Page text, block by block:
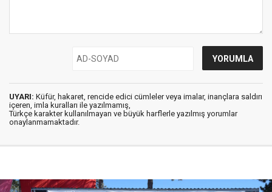
UYARI: Küfür, hakaret, rencide edici cümleler veya imalar, inançlara saldırı
içeren, imla kuralları ile yazılmamış,
Türkçe karakter kullanılmayan ve büyük harflerle yazılmış yorumlar
onaylanmamaktadır.